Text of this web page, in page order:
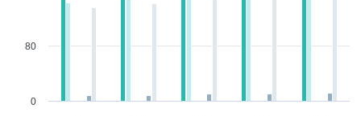
0
80